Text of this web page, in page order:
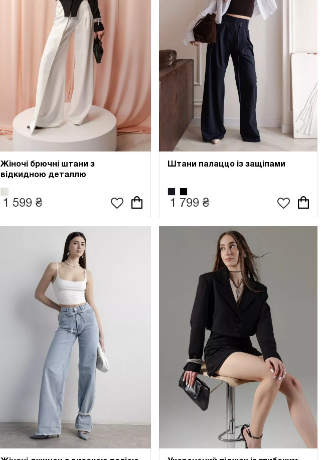
Жіночі брючні штани з
відкидною деталлю
1 599 ₴
Штани палаццо із защіпами
1 799 ₴